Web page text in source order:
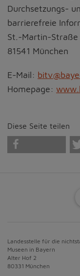
Durchsetzungs-
barrierefreie
St.-Martin-Straße
81541 München
E-Mail:
Homepage:
Diese Seite teilen
Landesstelle für die
Museen in Bayern
Alter Hof 2
80331 München